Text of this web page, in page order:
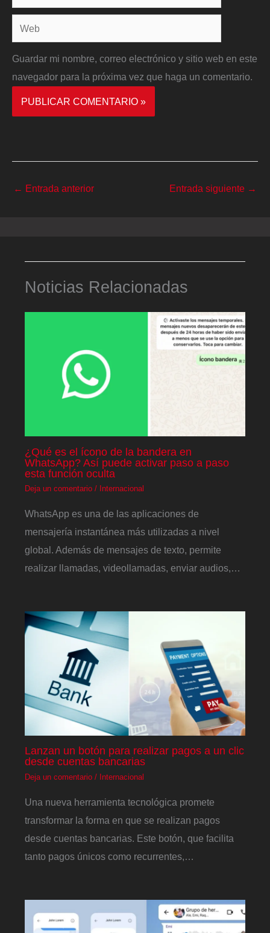
electrónico*
Web
Guardar mi nombre, correo electrónico y sitio web en este
navegador para la próxima vez que haga un comentario.
← Entrada anterior Entrada siguiente →
Noticias Relacionadas
¿Qué es el ícono de la bandera en
WhatsApp? Así puede activar paso a paso
esta función oculta
Deja un comentario / Internacional
WhatsApp es una de las aplicaciones de
mensajería instantánea más utilizadas a nivel
global. Además de mensajes de texto, permite
realizar llamadas, videollamadas, enviar audios,…
Lanzan un botón para realizar pagos a un clic
desde cuentas bancarias
Deja un comentario / Internacional
Una nueva herramienta tecnológica promete
transformar la forma en que se realizan pagos
desde cuentas bancarias. Este botón, que facilita
tanto pagos únicos como recurrentes,…